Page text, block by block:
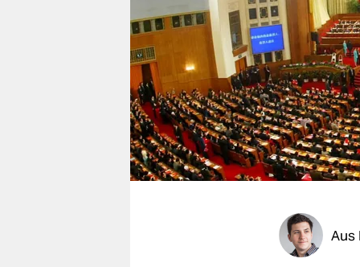
veranstaltungen
shop
fragen & hilfe
unterstützen
abo
genossenschaft
Aus